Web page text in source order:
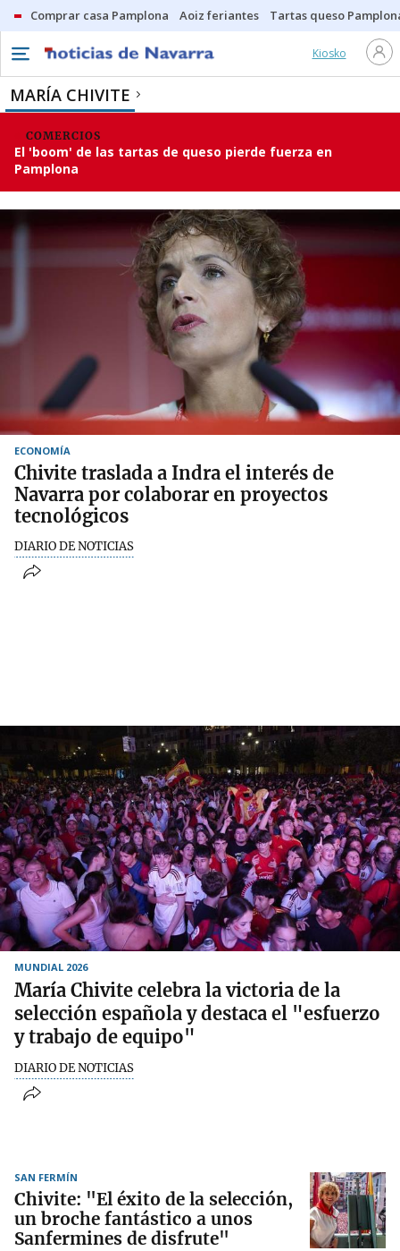
Comprar casa Pamplona Aoiz feriantes Tartas queso
Kiosko
MARÍA CHIVITE
COMERCIOS
El 'boom' de las tartas de queso pierde fuerza en
Pamplona
ECONOMÍA
Chivite traslada a Indra el interés de
Navarra por colaborar en proyectos
tecnológicos
DIARIO DE NOTICIAS
MUNDIAL 2026
María Chivite celebra la victoria de la
selección española y destaca el "esfuerzo
y trabajo de equipo"
DIARIO DE NOTICIAS
SAN FERMÍN
Chivite: "El éxito de la selección,
un broche fantástico a unos
Sanfermines de disfrute"